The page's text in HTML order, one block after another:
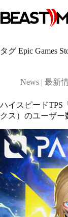
ン
テ
ツ
へ
タグ Epic Games
News | 最新
ハイスピードTPS
クス）のユーザー